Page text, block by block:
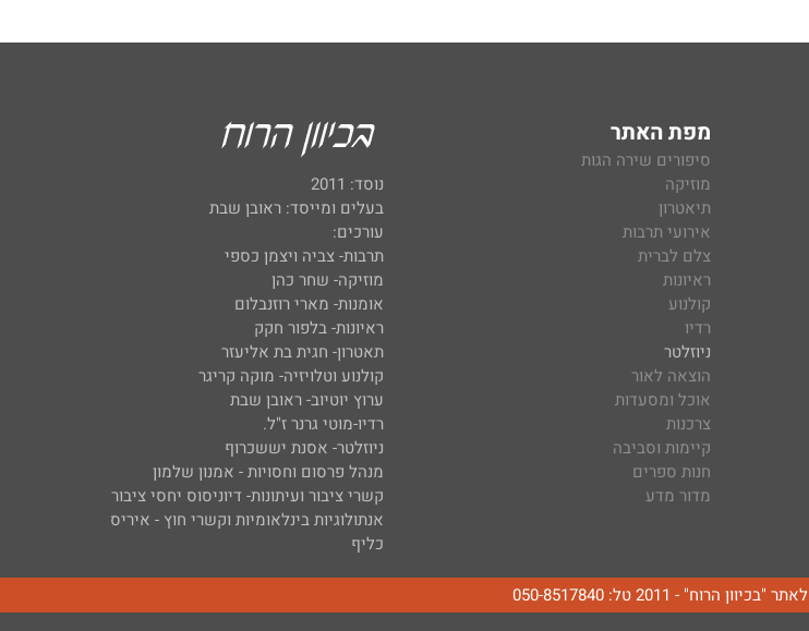
מפת האתר
סיפורים שירה הגות
מוזיקה
תיאטרון
אירועי תרבות
צלם לברית
ראיונות
קולנוע
רדיו
ניוזלטר
הוצאה לאור
אוכל ומסעדות
צרכנות
קיימות וסביבה
חנות ספרים
מדור מדע
נוסד: 2011
בעלים ומייסד: ראובן שבת
עורכים:
תרבות- צביה ויצמן כספי
מוזיקה- שחר כהן
אומנות- מארי רוזנבלום
ראיונות- בלפור חקק
תאטרון- חגית בת אליעזר
קולנוע וטלויזיה- מוקה קריגר
ערוץ יוטיוב- ראובן שבת
רדיו-מוטי גרנר ז"ל.
ניוזלטר- אסנת יששכרוף
מנהל פרסום וחסויות - אמנון שלמון
קשרי ציבור ועיתונות- דיוניסוס יחסי ציבור
אנתולוגיות בינלאומיות וקשרי חוץ - איריס
כליף
הרוח" - 2011 טל: 050-8517840